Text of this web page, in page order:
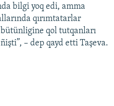
bilgi yoq edi, amma
qırımtatarlar
qol tutqanları
– dep qayd etti Taşeva.